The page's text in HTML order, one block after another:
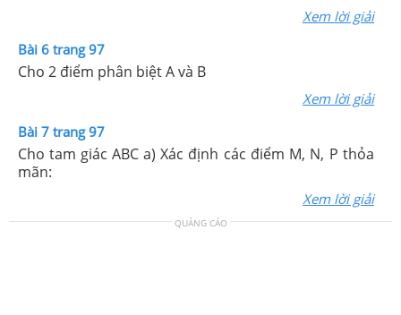
Xem lời giải
Bài 6 trang 97
Cho 2 điểm phân biệt A và B
Xem lời giải
Bài 7 trang 97
Cho tam giác ABC a) Xác định các điểm M, N, P thỏa
mãn:
Xem lời giải
QUẢNG CÁO